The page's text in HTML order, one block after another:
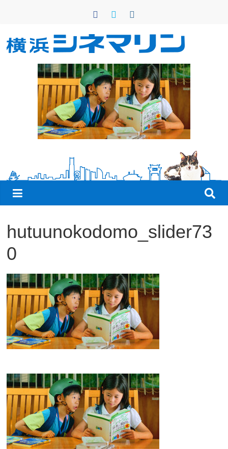
ン
横
マ
リ
ン
観
た
い
映
画
は
こ
の
街
hutuunokodomo_slider73
0